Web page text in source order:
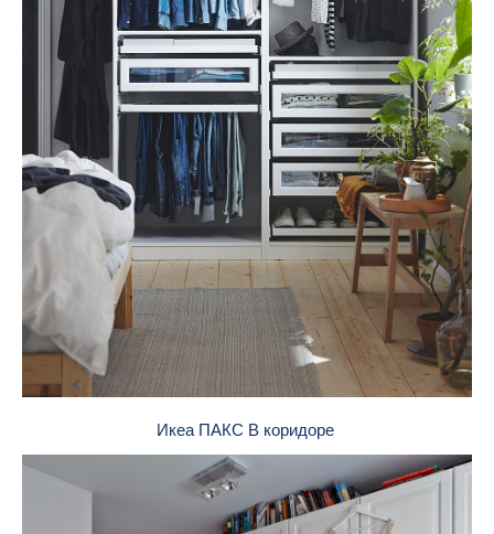
Икеа ПАКС В коридоре